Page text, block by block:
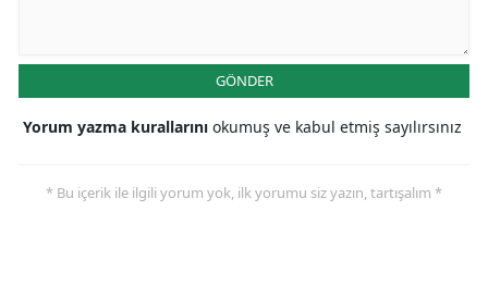
GÖNDER
Yorum yazma kurallarını okumuş ve kabul etmiş sayılırsınız
* Bu içerik ile ilgili yorum yok, ilk yorumu siz yazın, tartışalım *